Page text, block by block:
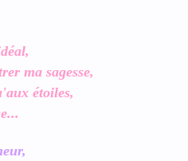
ma sagesse,
étoiles,